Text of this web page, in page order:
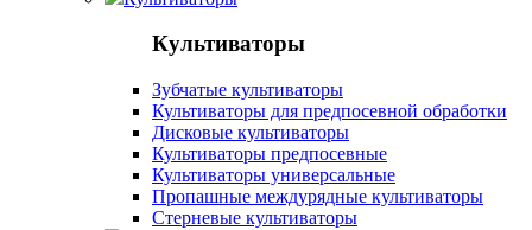
Культиваторы
Зубчатые культиваторы
Культиваторы для предпосевной обработки
Дисковые культиваторы
Культиваторы предпосевные
Культиваторы универсальные
Пропашные междурядные культиваторы
Стерневые культиваторы